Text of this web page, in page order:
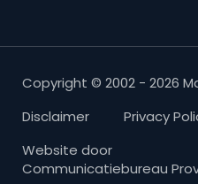
Copyright © 2002 - 2026
Disclaimer
Privacy
Website door
Communicatiebureau